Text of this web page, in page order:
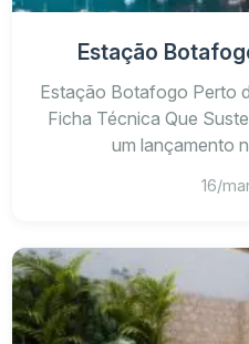
Estação
Estação Botafogo Perto
Ficha Técnica Que
um lançamento
16/